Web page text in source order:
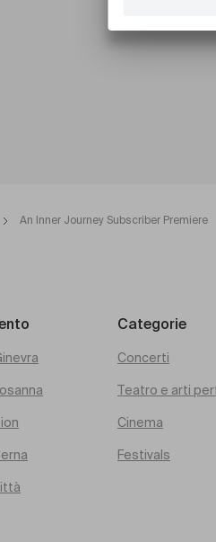
An Inner Journey Subscriber Premiere
Categorie
Concerti
Teatro e arti
Cinema
Festivals